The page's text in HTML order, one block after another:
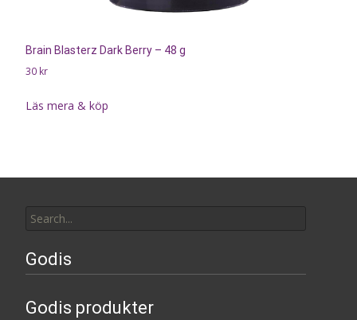
Brain Blasterz Dark Berry – 48 g
30 kr
Läs mera & köp
for:
Godis
Godis produkter